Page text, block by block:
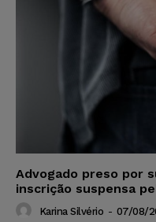
Advogado preso por
inscrição suspensa
Karina Silvério - 07/08/